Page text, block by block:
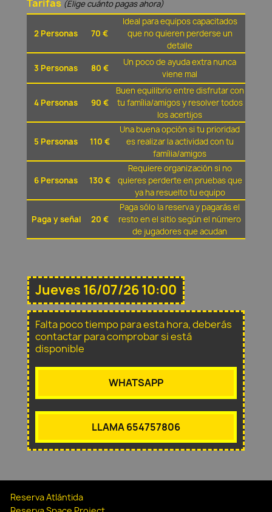
Tarifas (Elige cuánto pagas ahora)
2 Personas 70 €
Ideal para equipos capacitados
que no quieren perderse un
detalle
3 Personas 80 €
Un poco de ayuda extra nunca
viene mal
4 Personas 90 €
Buen equilibrio entre disfrutar con
tu família/amigos y resolver todos
los acertijos
5 Personas 110 €
Una buena opción si tu prioridad
es realizar la actividad con tu
família/amigos
6 Personas 130 €
Requiere organización si no
quieres perderte en pruebas que
ya ha resuelto tu equipo
Paga y señal 20 €
Paga sólo la reserva y pagarás el
resto en el sitio según el número
de jugadores que acudan
Jueves 16/07/26 10:00
Falta poco tiempo para esta hora, deberás
contactar para comprobar si está
disponible
WHATSAPP
LLAMA 654757806
Reserva Atlántida